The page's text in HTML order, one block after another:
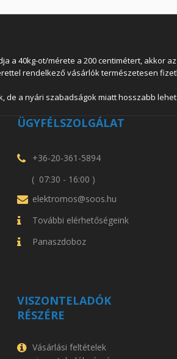
a 40kg-ot/mérete a 200 centimétert,
rendelkező vásárlók természetesen
de a nyári szabadságok miatt hosszabb
ÜGYFÉLSZOLGÁLAT
+36-20-361-5894
( 07:30 - 16:00 )
elektromos@soos.hu
További elérhetőségeink
Panaszdoboz
VISZONTELADÓK
RÉSZÉRE
Vásárlási feltételek